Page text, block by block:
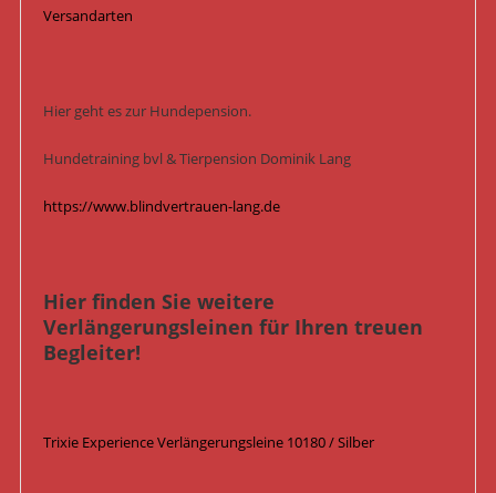
Versandarten
Hier geht es zur Hundepension.
Hundetraining bvl & Tierpension Dominik Lang
https://www.blindvertrauen-lang.de
Hier finden Sie weitere
Verlängerungsleinen für Ihren treuen
Begleiter!
Trixie Experience Verlängerungsleine 10180 / Silber